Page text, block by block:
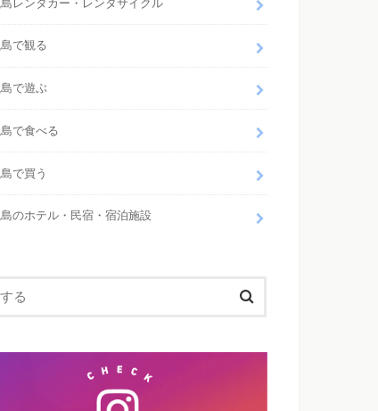
レンタカー・レンタサイクル
で観る
で遊ぶ
で食べる
で買う
のホテル・民宿・宿泊施設